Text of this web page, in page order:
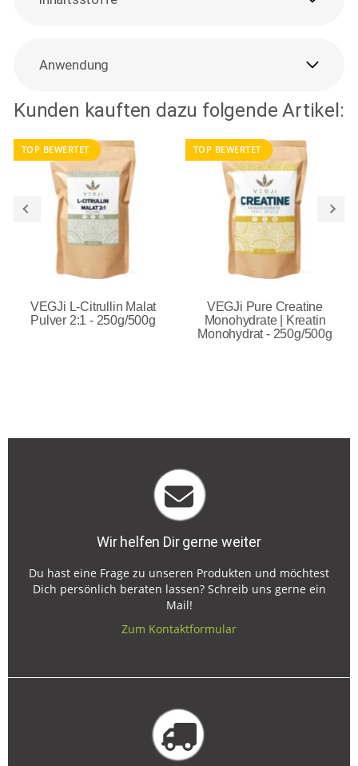
Anwendung
Kunden kauften dazu folgende Artikel:
TOP BEWERTET
VEGJi L-Citrullin Malat
Pulver 2:1 - 250g/500g
TOP BEWERTET
VEGJi Pure Creatine
Monohydrate | Kreatin
Monohydrat - 250g/500g
Wir helfen Dir gerne weiter
Du hast eine Frage zu unseren Produkten und möchtest
Dich persönlich beraten lassen? Schreib uns gerne ein
Mail!
Zum Kontaktformular